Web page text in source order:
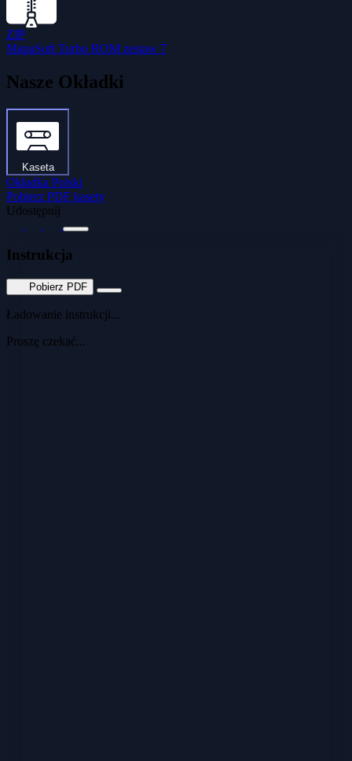
ZIP
MapaSoft Turbo ROM zestaw 7
Nasze Okładki
Kaseta
Okładka Polski
Pobierz PDF kasety
Udostępnij
Instrukcja
Pobierz PDF
Ładowanie instrukcji...
Proszę czekać...